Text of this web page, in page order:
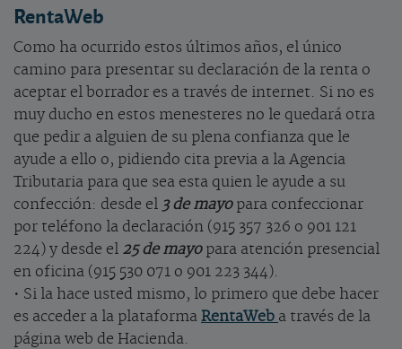
RentaWeb
Como ha ocurrido estos últimos años, el único
camino para presentar su declaración de la renta o
aceptar el borrador es a través de internet. Si no es
muy ducho en estos menesteres no le quedará otra
que pedir a alguien de su plena confianza que le
ayude a ello o, pidiendo cita previa a la Agencia
Tributaria para que sea esta quien le ayude a su
confección: desde el 3 de mayo para confeccionar
por teléfono la declaración (915 357 326 o 901 121
224) y desde el 25 de mayopara atención presencial
en oficina (915 530 071 o 901 223 344).
• Si la hace usted mismo, lo primero que debe hacer
es acceder a la plataforma RentaWeb a través de la
página web de Hacienda.